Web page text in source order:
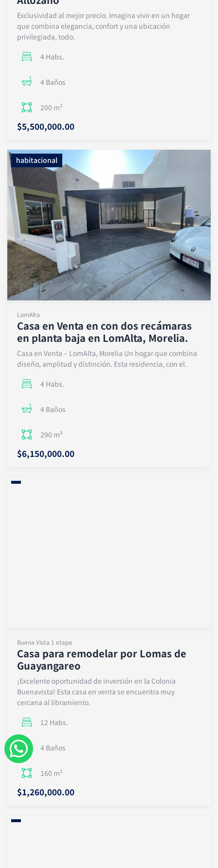
W
h
a
s
Exclusividad al mejor precio. Imagina vivir en un hogar
que combina elegancia, confort y una ubicación
privilegiada, todo.
4 Habs.
4 Baños
200 m²
$5,500,000.00
habitacional
LomAlta
Casa en Venta en con dos recámaras
en planta baja en LomAlta, Morelia.
Casa en Venta – LomAlta, Morelia Un hogar que combina
diseño, amplitud y distinción. Esta residencia, con el.
4 Habs.
4 Baños
290 m²
$6,150,000.00
Buena Vista 1 etapa
Casa para remodelar por Lomas de
Guayangareo
¡Excelente oportunidad de inversión en la Colonia
Buenavista! Esta casa en venta se encuentra muy
cercana al libramiento.
12 Habs.
4 Baños
160 m²
$1,260,000.00